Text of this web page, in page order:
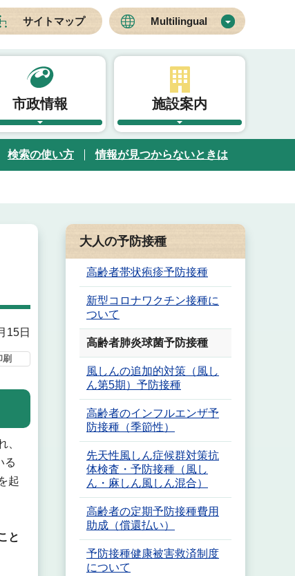
サイトマップ Multilingual
市政情報 施設案内
検索の使い方 情報が見つからないときは
15日
刷
、
る
起
と
大人の予防接種
高齢者帯状疱疹予防接種
新型コロナワクチン接種に
ついて
高齢者肺炎球菌予防接種
風しんの追加的対策（風し
ん第5期）予防接種
高齢者のインフルエンザ予
防接種（季節性）
先天性風しん症候群対策抗
体検査・予防接種（風し
ん・麻しん風しん混合）
高齢者の定期予防接種費用
助成（償還払い）
予防接種健康被害救済制度
について